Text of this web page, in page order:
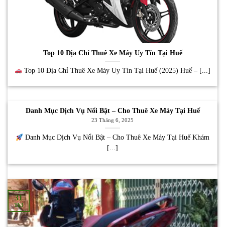
Top 10 Địa Chỉ Thuê Xe Máy Uy Tín Tại Huế
Top 10 Địa Chỉ Thuê Xe Máy Uy Tín Tại Huế (2025) Huế – [...]
Danh Mục Dịch Vụ Nổi Bật – Cho Thuê Xe Máy Tại Huế
23 Tháng 6, 2025
Danh Mục Dịch Vụ Nổi Bật – Cho Thuê Xe Máy Tại Huế Khám
[...]
31
Th3